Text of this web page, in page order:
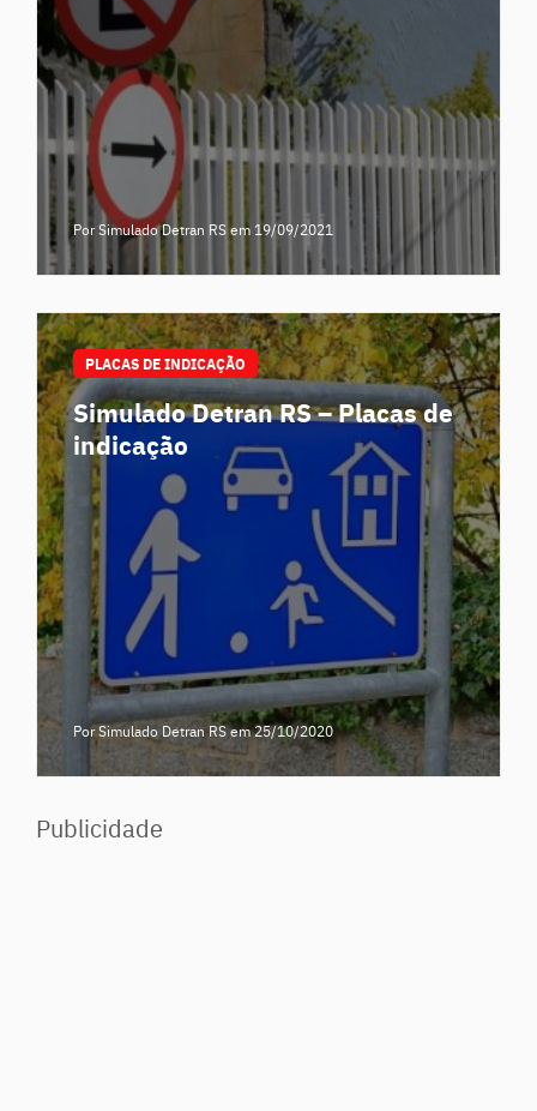
Por Simulado Detran RSem 19/09/2021
PLACAS DE INDICAÇÃO
Simulado Detran RS – Placas de
indicação
Por Simulado Detran RSem 25/10/2020
Publicidade